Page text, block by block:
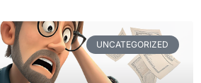
UNCATEGORIZED